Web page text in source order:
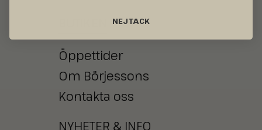
Öppettider
Om Börjessons
Kontakta oss
NYHETER & INFO
NEJ TACK